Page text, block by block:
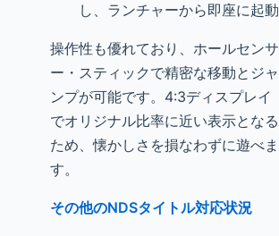
し、ランチャーから即座に起動
操作性も優れており、ホールセンサ
ー・スティックで精密な移動とジャ
ンプが可能です。4:3ディスプレイ
でオリジナル比率に近い表示となる
ため、懐かしさを損なわずに遊べま
す。
その他のNDSタイトル対応状況